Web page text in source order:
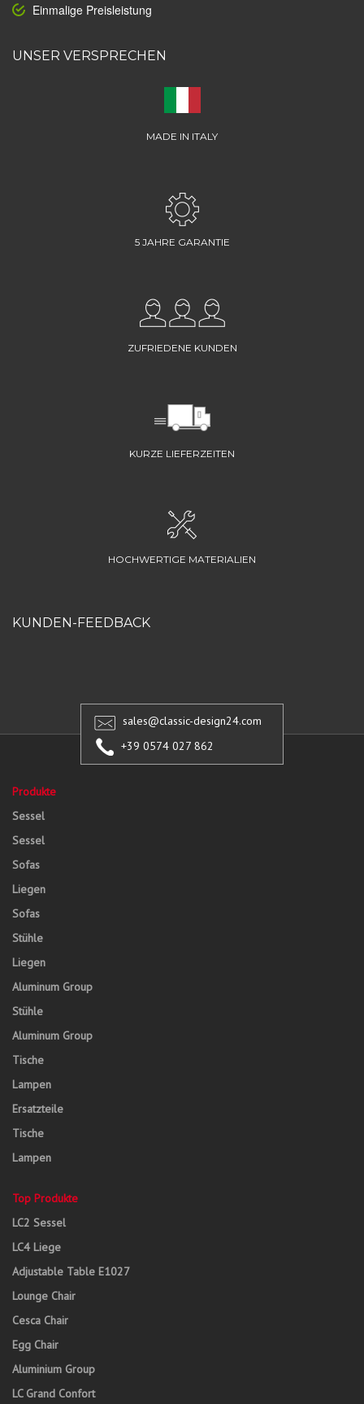
Einmalige Preisleistung
UNSER VERSPRECHEN
MADE IN ITALY
5 JAHRE GARANTIE
ZUFRIEDENE KUNDEN
KURZE LIEFERZEITEN
HOCHWERTIGE MATERIALIEN
KUNDEN-FEEDBACK
sales@classic-design24.com
+39 0574 027 862
Produkte
Sessel
Sessel
Sofas
Liegen
Sofas
Stühle
Liegen
Aluminum Group
Stühle
Aluminum Group
Tische
Lampen
Ersatzteile
Tische
Lampen
Top Produkte
LC2 Sessel
LC4 Liege
Adjustable Table E1027
Lounge Chair
Cesca Chair
Egg Chair
Aluminium Group
LC Grand Confort